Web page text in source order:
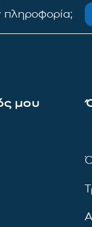
πληροφορία;
μου